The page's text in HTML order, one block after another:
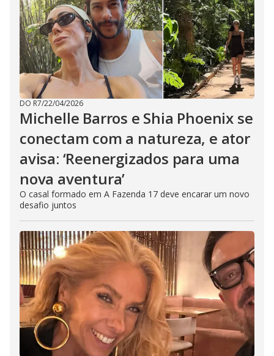
DO R7/22/04/2026
Michelle Barros e Shia Phoenix se
conectam com a natureza, e ator
avisa: ‘Reenergizados para uma
nova aventura’
O casal formado em A Fazenda 17 deve encarar um novo
desafio juntos